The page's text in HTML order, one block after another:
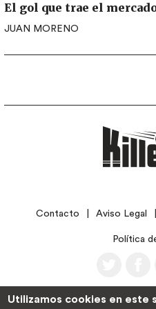
El gol que trae el
JUAN MORENO
LEGALContacto Aviso Legal
Política
Utilizamos cookies en este